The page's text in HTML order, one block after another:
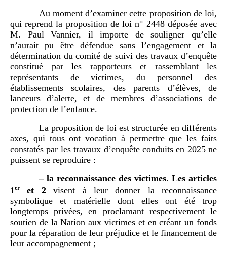
Au moment d’examiner cette proposition de loi,
qui reprend la proposition de loi n° 2448 déposée avec
M. Paul Vannier, il importe de souligner qu’elle
n’aurait pu être défendue sans l’engagement et la
détermination du comité de suivi des travaux d’enquête
constitué par les rapporteurs et rassemblant les
représentants de victimes, du personnel des
établissements scolaires, des parents d’élèves, de
lanceurs d’alerte, et de membres d’associations de
protection de l’enfance.
La proposition de loi est structurée en différents
axes, qui tous ont vocation à permettre que les faits
constatés par les travaux d’enquête conduits en 2025 ne
puissent se reproduire :
– la reconnaissance des victimes. Les articles
1 er et 2visent à leur donner la reconnaissance
symbolique et matérielle dont elles ont été trop
longtemps privées, en proclamant respectivement le
soutien de la Nation aux victimes et en créant un fonds
pour la réparation de leur préjudice et le financement de
leur accompagnement ;